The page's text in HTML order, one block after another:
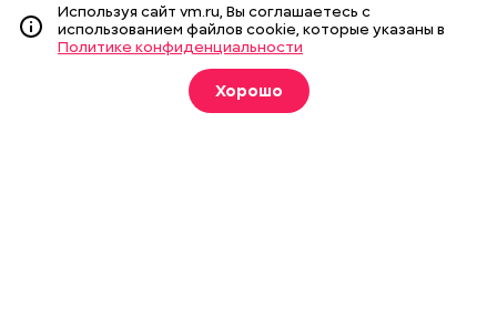
Издание создано при финансовой поддержке Департамента
средств массовой информации и рекламы города Москвы.
На сайте применяются рекомендательные технологии
(информационные технологии предоставления информации
Используя сайт vm.ru, Вы соглашаетесь с
использованием файлов cookie, которые указаны в
Политике конфиденциальности
Хорошо